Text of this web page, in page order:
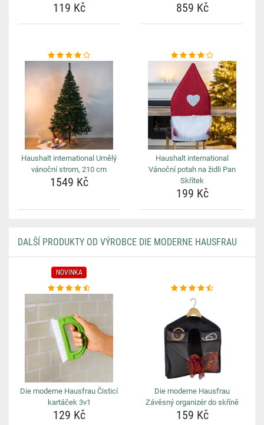
119 Kč 859 Kč
Haushalt international Umělý
vánoční strom, 210 cm
1549 Kč
Haushalt international
Vánoční potah na židli Pan
Skřítek
199 Kč
DALŠÍ PRODUKTY OD VÝROBCE DIE MODERNE HAUSFRAU
NOVINKA
Die moderne Hausfrau Čisticí
kartáček 3v1
129 Kč
Die moderne Hausfrau
Závěsný organizér do skříně
159 Kč